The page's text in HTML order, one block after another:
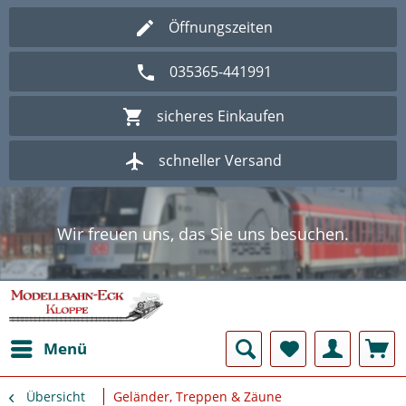
Öffnungszeiten
035365-441991
sicheres Einkaufen
schneller Versand
Wir freuen uns, das Sie uns besuchen.
Herzlich Willkommen im Onlineshop
Modellbahn - Eck Kloppe.
Wir freuen uns, das Sie uns besuchen.
Herzlich Willkommen im Onlineshop
Modellbahn - Eck Kloppe.
Menü
Übersicht Geländer, Treppen & Zäune